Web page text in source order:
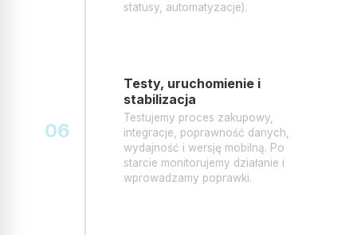
statusy, automatyzacje).
06
Testy, uruchomienie i
stabilizacja
Testujemy proces zakupowy,
integracje, poprawność danych,
wydajność i wersję mobilną. Po
starcie monitorujemy działanie i
wprowadzamy poprawki.